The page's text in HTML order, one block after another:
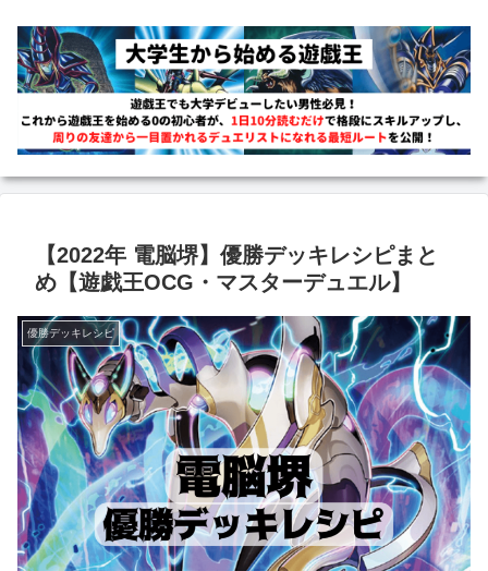
【2022年 電脳堺】優勝デッキレシピまと
め【遊戯王OCG・マスターデュエル】
優勝デッキレシピ